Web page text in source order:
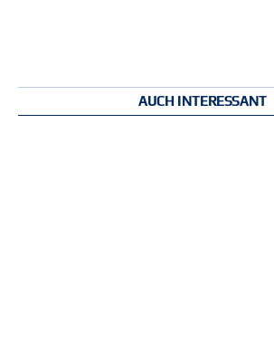
AUCH INTERESSANT